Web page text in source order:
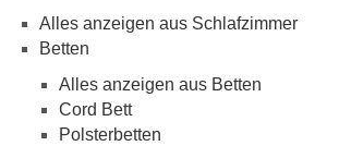
Alles anzeigen aus Schlafzimmer
Betten
Alles anzeigen aus Betten
Cord Bett
Polsterbetten